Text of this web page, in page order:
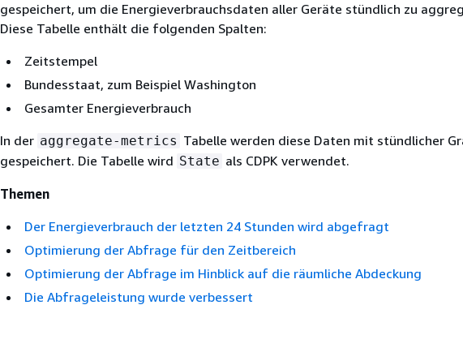
gespeichert, um die Energieverbrauchsdaten aller Geräte stündlich zu
Diese Tabelle enthält die folgenden Spalten:
Zeitstempel
Bundesstaat, zum Beispiel Washington
Gesamter Energieverbrauch
In der aggregate-metrics Tabelle werden diese Daten mit stündlicher
gespeichert. Die Tabelle wird State als CDPK verwendet.
Themen
Der Energieverbrauch der letzten 24 Stunden wird abgefragt
Optimierung der Abfrage für den Zeitbereich
Optimierung der Abfrage im Hinblick auf die räumliche Abdeckung
Die Abfrageleistung wurde verbessert